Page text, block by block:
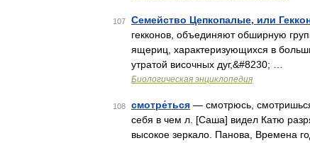
107 Семейство Цепкопалые, или
гекконов, объединяют обширную
ящериц, характеризующихся в
утратой височных дуг,&#8230; …
Биологическая энциклопедия
108 смотре́ться — смотрюсь,
себя в чем л. [Саша] видел Катю
высокое зеркало. Панова, Времена